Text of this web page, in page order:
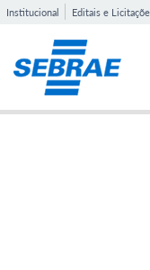
Institucional Editais e